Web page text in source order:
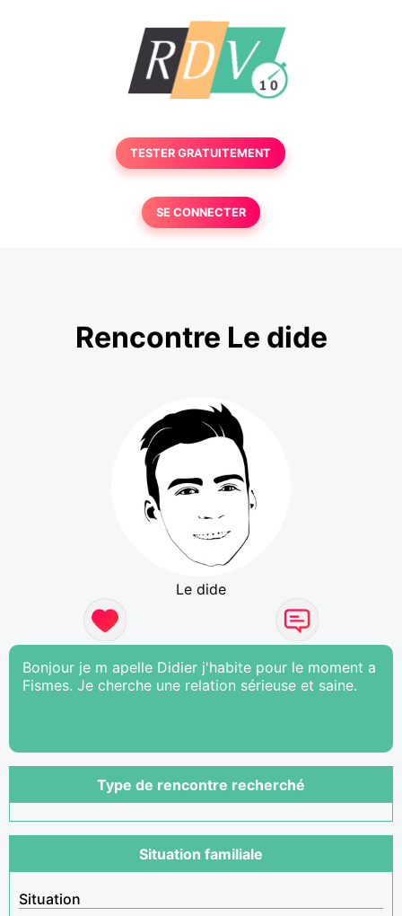
TESTER GRATUITEMENT
SE CONNECTER
Rencontre Le dide
Le dide
Bonjour je m apelle Didier j'habite pour le moment a
Fismes. Je cherche une relation sérieuse et saine.
Type de rencontre recherché
Situation familiale
Situation